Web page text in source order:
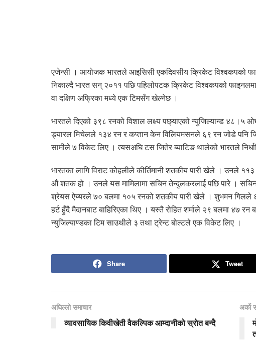
एजेन्सी । आयोजक भारतले आइसिसी एकदिवसीय क्रिकेट विश्वकपको
निकाल्दै भारत सन् २०११ पछि पहिलोपटक क्रिकेट विश्वकपको
वा दक्षिण अफ्रिका मध्ये एक टिमसँग खेल्नेछ ।
भारतले दिएको ३९८ रनको विशाल लक्ष्य पछ्याएको न्युजिल्यान्ड ४८।५
ड्यारल मिचेलले १३४ रन र कप्तान केन विलियमसनले ६९ रन जोडे पनि
सामीले ७ विकेट लिए । त्यसअघि टस जितेर ब्याटिङ थालेको भारतले
भारतका लागि विराट कोहलीले कीर्तिमानी शतकीय पारी खेले । उनले
औं शतक हो । उनले यस मामिलामा सचिन तेन्दुलकरलाई पछि पारे ।
श्रेयस ऐय्यरले ७० बलमा १०५ रनको शतकीय पारी खेले । शुभमन गिलले
हर्ट हुँदै मैदानबाट बाहिरिएका थिए । यस्तै रोहित शर्माले २९ बलमा ४७
न्युजिल्याण्डका टिम साउथीले ३ तथा ट्रेन्ट बोल्टले एक विकेट लिए ।
Share Tweet
अघिल्लो समाचार
व्यावसायिक किवीखेती वैकल्पिक आम्दानीको स्राेत बन्देै
अर्को